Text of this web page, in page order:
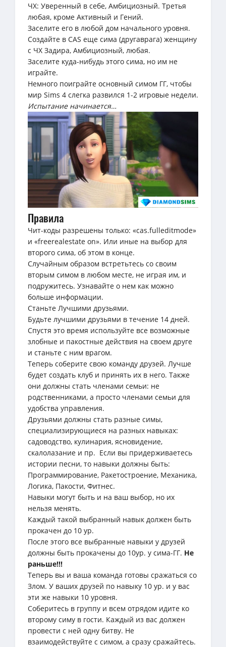
ЧХ: Уверенный в себе, Амбициозный. Третья
любая, кроме Активный и Гений.
Заселите его в любой дом начального уровня.
Создайте в CAS еще сима (другаврага) женщину
с ЧХ Задира, Амбициозный, любая.
Заселите куда-нибудь этого сима, но им не
играйте.
Немного поиграйте основный симом ГГ, чтобы
мир Sims 4 слегка развился 1-2 игровые недели.
Испытание начинается…
Правила
Чит-коды разрешены только: «cas.fulleditmode»
и «freerealestate on». Или иные на выбор для
второго сима, об этом в конце.
Случайным образом встретьтесь со своим
вторым симом в любом месте, не играя им, и
подружитесь. Узнавайте о нем как можно
больше информации.
Станьте Лучшими друзьями.
Будьте лучшими друзьями в течение 14 дней.
Спустя это время используйте все возможные
злобные и пакостные действия на своем друге
и станьте с ним врагом.
Теперь соберите свою команду друзей. Лучше
будет создать клуб и принять их в него. Также
они должны стать членами семьи: не
родственниками, а просто членами семьи для
удобства управления.
Друзьями должны стать разные симы,
специализирующиеся на разных навыках:
садоводство, кулинария, ясновидение,
скалолазание и пр. Если вы придерживаетесь
истории песни, то навыки должны быть:
Программирование, Ракетостроение, Механика,
Логика, Пакости, Фитнес.
Навыки могут быть и на ваш выбор, но их
нельзя менять.
Каждый такой выбранный навык должен быть
прокачен до 10 ур.
После этого все выбранные навыки у друзей
должны быть прокачены до 10ур. у сима-ГГ. Не
раньше!!!
Теперь вы и ваша команда готовы сражаться со
Злом. У ваших друзей по навыку 10 ур. и у вас
эти же навыки 10 уровня.
Соберитесь в группу и всем отрядом идите ко
второму симу в гости. Каждый из вас должен
провести с ней одну битву. Не
взаимодействуйте с симом, а сразу сражайтесь.